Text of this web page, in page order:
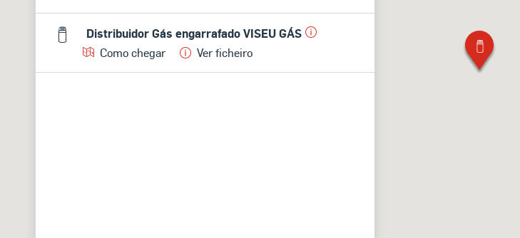
Distribuidor Gás engarrafado VISEU GÁS
Como chegar
Ver ficheiro